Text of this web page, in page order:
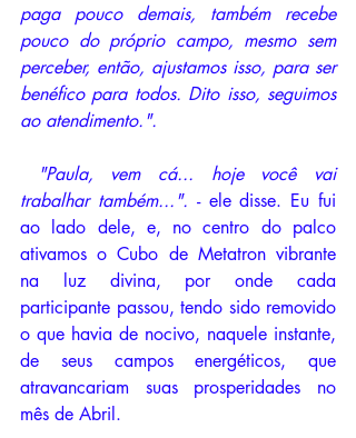
paga pouco demais, também recebe
pouco do próprio campo, mesmo sem
perceber, então, ajustamos isso, para ser
benéfico para todos. Dito isso, seguimos
ao atendimento.".
"Paula, vem cá... hoje você vai
trabalhar também...". - ele disse. Eu fui
ao lado dele, e, no centro do palco
ativamos o Cubo de Metatron vibrante
na luz divina, por onde cada
participante passou, tendo sido removido
o que havia de nocivo, naquele instante,
de seus campos energéticos, que
atravancariam suas prosperidades no
mês de Abril.